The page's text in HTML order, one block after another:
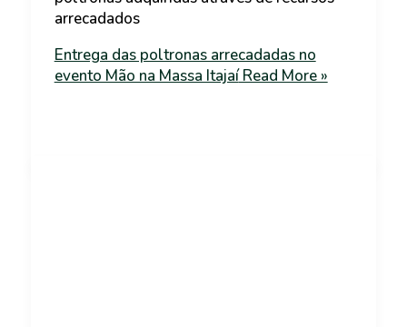
arrecadados
Entrega das poltronas arrecadadas no
evento Mão na Massa ItajaíRead More »